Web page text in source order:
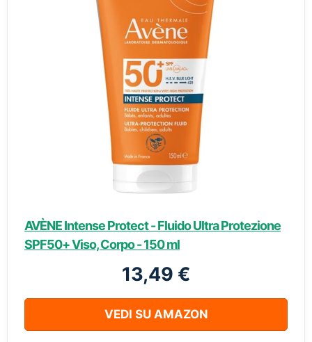
AVÈNE Intense Protect - Fluido Ultra Protezione
SPF50+ Viso, Corpo - 150 ml
13,49 €
VEDI SU AMAZON